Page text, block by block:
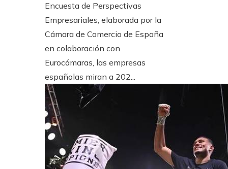
Encuesta de Perspectivas
Empresariales, elaborada por la
Cámara de Comercio de España
en colaboración con
Eurocámaras, las empresas
españolas miran a 202...